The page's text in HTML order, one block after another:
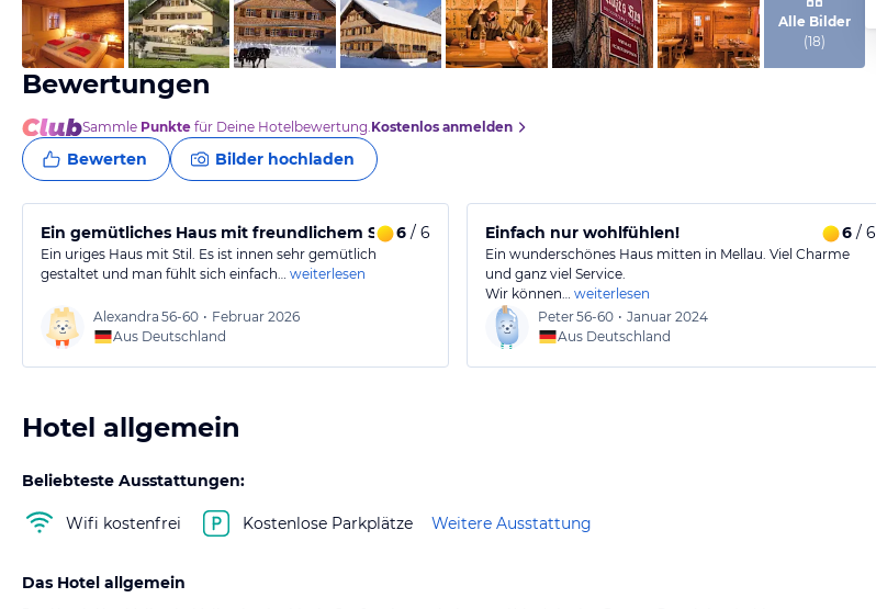
von Booking.com von Booking.com
Alle Bilder
(18)
Bewertungen
Sammle Punkte für Deine Hotelbewertung.Kostenlos anmelden
Bewerten Bilder hochladen
Ein gemütliches Haus mit freundlichem Service
6 / 6
Ein uriges Haus mit Stil. Es ist innen sehr gemütlich
gestaltet und man fühlt sich einfach… weiterlesen
Alexandra 56-60 • Februar 2026
Aus Deutschland
Einfach nur wohlfühlen! 6/ 6
Ein wunderschönes Haus mitten in Mellau. Viel Charme
und ganz viel Service.
Wir können… weiterlesen
Peter56-60 • Januar 2024
Aus Deutschland
Hotel allgemein
Beliebteste Ausstattungen:
Wifi kostenfrei Kostenlose Parkplätze Weitere Ausstattung
Das Hotel allgemein